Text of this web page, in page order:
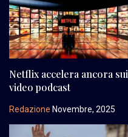
Netflix accelera ancora sui
video podcast
Redazione Novembre, 2025